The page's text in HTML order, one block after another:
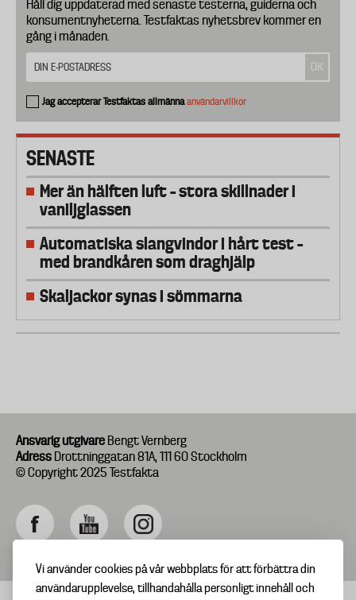
Vi använder cookies på vår webbplats för att förbättra din
användarupplevelse, tillhandahålla personligt innehåll och
Håll dig uppdaterad med senaste testerna, guiderna och
konsumentnyheterna. Testfaktas nyhetsbrev kommer en
gång i månaden.
Jag accepterar Testfaktas allmännaanvändarvillkor
SENASTE
Mer än hälften luft – stora skillnader i
vaniljglassen
Automatiska slangvindor i hårt test –
med brandkåren som draghjälp
Skaljackor synas i sömmarna
Ansvarig utgivare Bengt Vernberg
Adress Drottninggatan 81A, 111 60 Stockholm
© Copyright 2025 Testfakta